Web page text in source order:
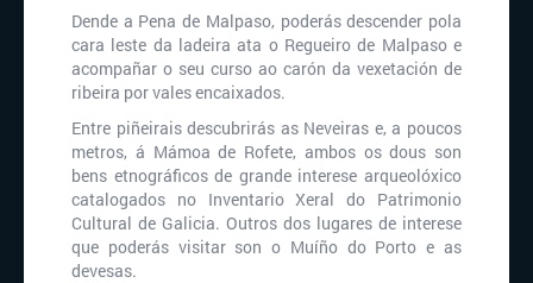
Dende a Pena de Malpaso, poderás descender pola
cara leste da ladeira ata o Regueiro de Malpaso e
acompañar o seu curso ao carón da vexetación de
ribeira por vales encaixados.
Entre piñeirais descubrirás as Neveiras e, a poucos
metros, á Mámoa de Rofete, ambos os dous son
bens etnográficos de grande interese arqueolóxico
catalogados no Inventario Xeral do Patrimonio
Cultural de Galicia. Outros dos lugares de interese
que poderás visitar son o Muíño do Porto e as
devesas.